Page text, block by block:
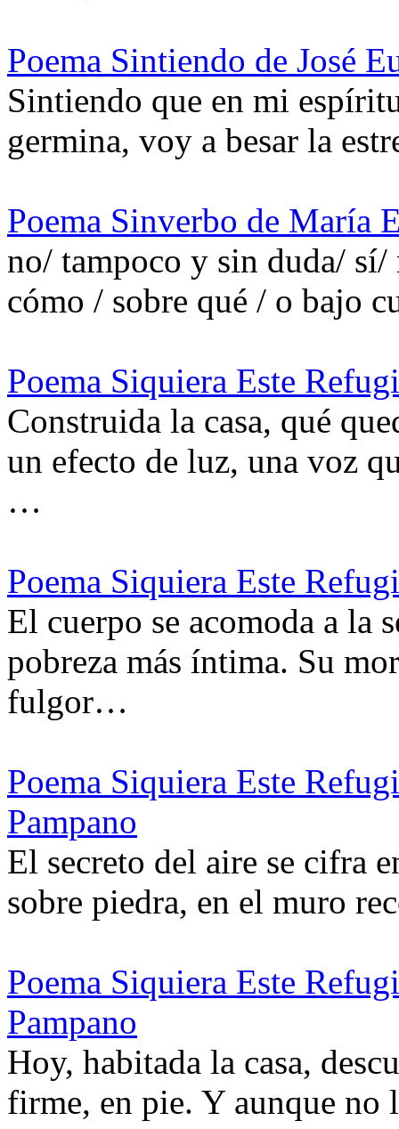
Poema Sintiendo de José
Sintiendo que en mi
germina, voy a besar la
Poema Sinverbo de María
no/ tampoco y sin duda/
cómo / sobre qué / o bajo
Poema Siquiera Este
Construida la casa, qué
un efecto de luz, una voz
…
Poema Siquiera Este
El cuerpo se acomoda a la
pobreza más íntima. Su
fulgor…
Poema Siquiera Este
Pampano
El secreto del aire se cifra
sobre piedra, en el muro
Poema Siquiera Este
Pampano
Hoy, habitada la casa,
firme, en pie. Y aunque no